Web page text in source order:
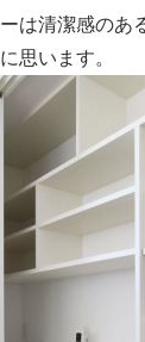
は清潔感のあ
思います。